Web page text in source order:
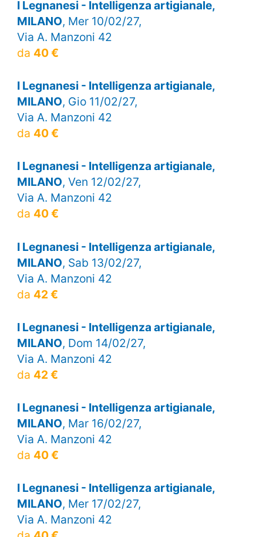
I Legnanesi - Intelligenza artigianale,
MILANO, Mer 10/02/27,
Via A. Manzoni 42
da 40 €
I Legnanesi - Intelligenza artigianale,
MILANO, Gio 11/02/27,
Via A. Manzoni 42
da 40 €
I Legnanesi - Intelligenza artigianale,
MILANO, Ven 12/02/27,
Via A. Manzoni 42
da 40 €
I Legnanesi - Intelligenza artigianale,
MILANO, Sab 13/02/27,
Via A. Manzoni 42
da 42 €
I Legnanesi - Intelligenza artigianale,
MILANO, Dom 14/02/27,
Via A. Manzoni 42
da 42 €
I Legnanesi - Intelligenza artigianale,
MILANO, Mar 16/02/27,
Via A. Manzoni 42
da 40 €
I Legnanesi - Intelligenza artigianale,
MILANO, Mer 17/02/27,
Via A. Manzoni 42